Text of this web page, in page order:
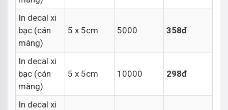
In decal xi
bạc (cán
màng)
5 x 5cm 5000 358đ
In decal xi
bạc (cán
màng)
5 x 5cm 10000 298đ
In decal xi